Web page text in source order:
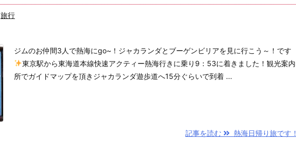
旅行
ジムのお仲間3人で熱海にgo~！ジャカランダとブーゲンビリアを見に行こう～！です
東京駅から東海道本線快速アクティー熱海行きに乗り9：53に着きました！観光案内
所でガイドマップを頂きジャカランダ遊歩道へ15分ぐらいで到着 ...
記事を読む 熱海日帰り旅です！